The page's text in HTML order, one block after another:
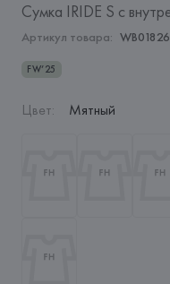
Сумка IRIDE S с
Артикул товара:
FW’25
Цвет: Мятный